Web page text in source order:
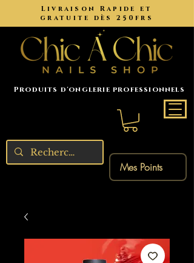
Livraison Rapide et
gratuite dès 250frs
Produits d'onglerie professionnels
Mes Points